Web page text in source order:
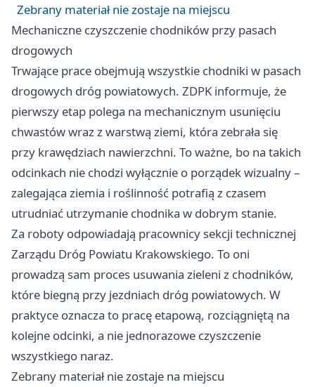
Zebrany materiał nie zostaje na miejscu
Mechaniczne czyszczenie chodników przy pasach
drogowych
Trwające prace obejmują wszystkie chodniki w pasach
drogowych dróg powiatowych. ZDPK informuje, że
pierwszy etap polega na mechanicznym usunięciu
chwastów wraz z warstwą ziemi, która zebrała się
przy krawędziach nawierzchni. To ważne, bo na takich
odcinkach nie chodzi wyłącznie o porządek wizualny –
zalegająca ziemia i roślinność potrafią z czasem
utrudniać utrzymanie chodnika w dobrym stanie.
Za roboty odpowiadają pracownicy sekcji technicznej
Zarządu Dróg Powiatu Krakowskiego. To oni
prowadzą sam proces usuwania zieleni z chodników,
które biegną przy jezdniach dróg powiatowych. W
praktyce oznacza to pracę etapową, rozciągniętą na
kolejne odcinki, a nie jednorazowe czyszczenie
wszystkiego naraz.
Zebrany materiał nie zostaje na miejscu